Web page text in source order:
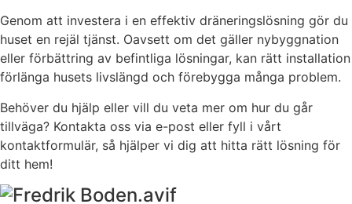
Genom att investera i en effektiv dräneringslösning gör du
huset en rejäl tjänst. Oavsett om det gäller nybyggnation
eller förbättring av befintliga lösningar, kan rätt installation
förlänga husets livslängd och förebygga många problem.
Behöver du hjälp eller vill du veta mer om hur du går
tillväga? Kontakta oss via e-post eller fyll i vårt
kontaktformulär, så hjälper vi dig att hitta rätt lösning för
ditt hem!